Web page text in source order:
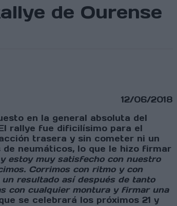
de Ourense
12/06/2018
en la general absoluta del
fue dificilísimo para el
trasera y sin cometer ni un
neumáticos, lo que le hizo firmar
estoy muy satisfecho con nuestro
Corrimos con ritmo y con
resultado así después de tanto
con cualquier montura y firmar una
celebrará los próximos 21 y